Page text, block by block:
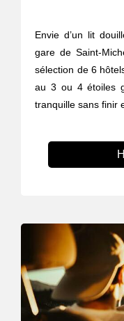
Envie d’un lit
gare de Saint-
sélection de 6
au 3 ou 4 étoiles
tranquille sans finir